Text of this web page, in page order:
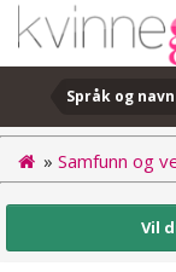
Språk og navn
» Samfunn og
Vil